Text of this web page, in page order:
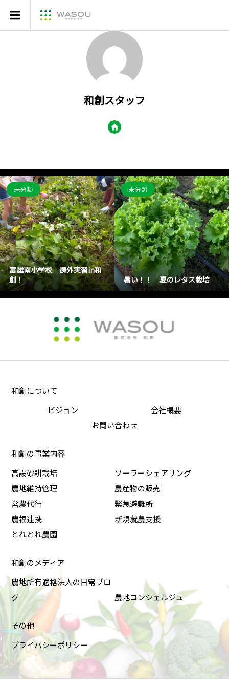
和創スタッフ
未分類
富雄南小学校 課外実習in和
創！
未分類
暑い！！ 夏のレタス栽培
和創について
ビジョン
会社概要
お問い合わせ
和創の事業内容
高設砂耕栽培
ソーラーシェアリング
農地維持管理
農産物の販売
営農代行
緊急避難所
農福連携
新規就農支援
とれとれ農園
和創のメディア
農地所有適格法人の日常ブロ
グ
農地コンシェルジュ
その他
プライバシーポリシー